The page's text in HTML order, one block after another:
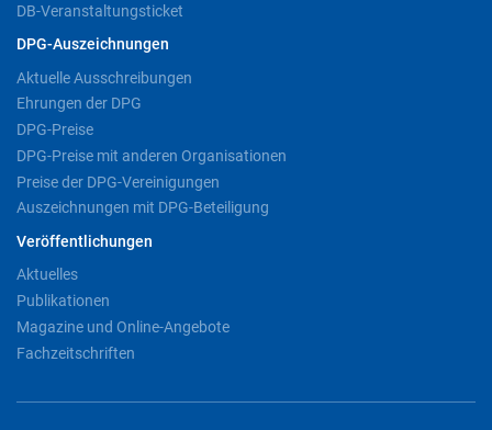
DB-Veranstaltungsticket
DPG-Auszeichnungen
Aktuelle Ausschreibungen
Ehrungen der DPG
DPG-Preise
DPG-Preise mit anderen Organisationen
Preise der DPG-Vereinigungen
Auszeichnungen mit DPG-Beteiligung
Veröffentlichungen
Aktuelles
Publikationen
Magazine und Online-Angebote
Fachzeitschriften